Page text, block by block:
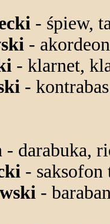
- śpiew,
-
- klarnet,
- kontrabas
- darabuka,
-
-